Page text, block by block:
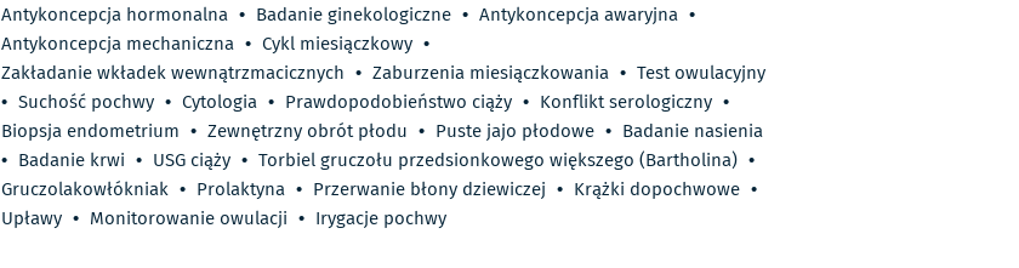
Antykoncepcja hormonalna • Badanie ginekologiczne • Antykoncepcja awaryjna •
Antykoncepcja mechaniczna • Cykl miesiączkowy •
Zakładanie wkładek wewnątrzmacicznych • Zaburzenia miesiączkowania • Test owulacyjny
• Suchość pochwy • Cytologia • Prawdopodobieństwo ciąży • Konflikt serologiczny •
Biopsja endometrium • Zewnętrzny obrót płodu • Puste jajo płodowe • Badanie nasienia
• Badanie krwi • USG ciąży • Torbiel gruczołu przedsionkowego większego (Bartholina) •
Gruczolakowłókniak • Prolaktyna • Przerwanie błony dziewiczej • Krążki dopochwowe •
Upławy • Monitorowanie owulacji • Irygacje pochwy